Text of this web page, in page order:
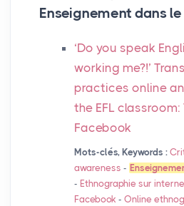
Enseignement dans
‘Do you speak
working me?!’
practices online
the EFL classroom:
Facebook
Mots-clés, Keywords :
awareness -
- Ethnographie sur
Facebook - Online